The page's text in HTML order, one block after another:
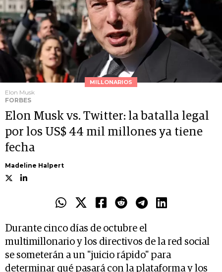
MILLONARIOS
Elon Musk
FORBES
Elon Musk vs. Twitter: la batalla legal
por los US$ 44 mil millones ya tiene
fecha
Madeline Halpert
Durante cinco días de octubre el
multimillonario y los directivos de la red social
se someterán a un "juicio rápido" para
determinar qué pasará con la plataforma y los